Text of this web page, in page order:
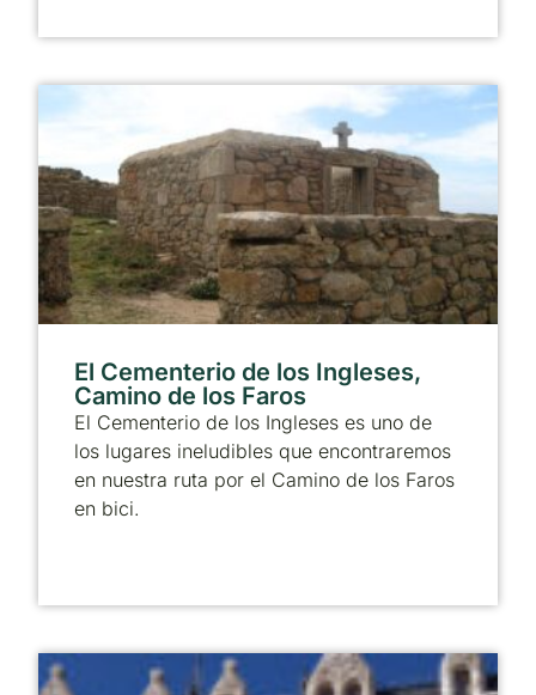
El Cementerio de los Ingleses,
Camino de los Faros
El Cementerio de los Ingleses es uno de
los lugares ineludibles que encontraremos
en nuestra ruta por el Camino de los Faros
en bici.